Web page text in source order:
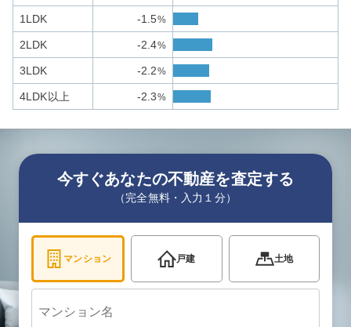
1LDK -1.5%
2LDK -2.4%
3LDK -2.2%
4LDK以上 -2.3%
今すぐあなたの不動産を査定する
（完全無料・入力１分）
マンション 戸建 土地